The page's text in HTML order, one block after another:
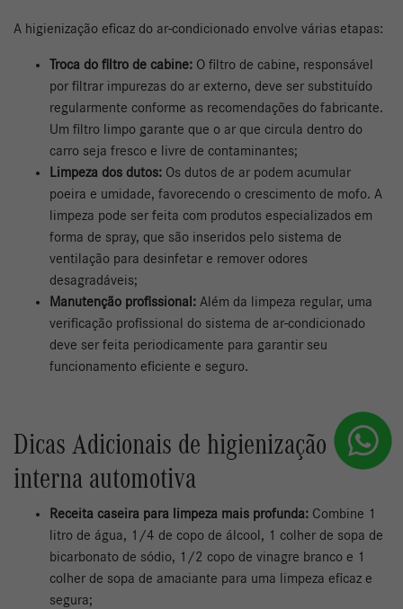
A higienização eficaz do ar-condicionado envolve várias etapas:
Troca do filtro de cabine: O filtro de cabine, responsável
por filtrar impurezas do ar externo, deve ser substituído
regularmente conforme as recomendações do fabricante.
Um filtro limpo garante que o ar que circula dentro do
carro seja fresco e livre de contaminantes;
Limpeza dos dutos: Os dutos de ar podem acumular
poeira e umidade, favorecendo o crescimento de mofo. A
limpeza pode ser feita com produtos especializados em
forma de spray, que são inseridos pelo sistema de
ventilação para desinfetar e remover odores
desagradáveis;
Manutenção profissional: Além da limpeza regular, uma
verificação profissional do sistema de ar-condicionado
deve ser feita periodicamente para garantir seu
funcionamento eficiente e seguro.
Dicas Adicionais de higienização
interna automotiva
Receita caseira para limpeza mais profunda: Combine 1
litro de água, 1/4 de copo de álcool, 1 colher de sopa de
bicarbonato de sódio, 1/2 copo de vinagre branco e 1
colher de sopa de amaciante para uma limpeza eficaz e
segura;